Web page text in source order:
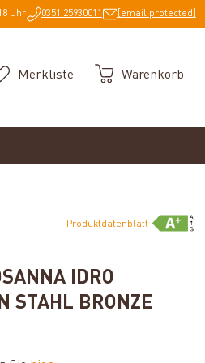
Uhr 0351 25930011 [email protected]
Merkliste Warenkorb
Produktdatenblatt
IDRO
STAHL BRONZE